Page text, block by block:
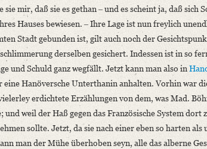
sie mir, daß sie es gethan ‒ und es scheint ja, daß
Hauses bewiesen. ‒ Ihre Lage ist nun freylich
Stadt gebunden ist, gilt auch noch der
derselben gesichert. Indessen ist in so
und Schuld ganz wegfällt. Jetzt kann man also in
Hanöversche Unterthanin anhalten. Vorhin war
erdichtete Erzählungen von dem, was Mad.
und weil der Haß gegen das Französische System
sollte. Jetzt, da sie nach einer eben so harten
man der Mühe überhoben seyn, alle das alberne